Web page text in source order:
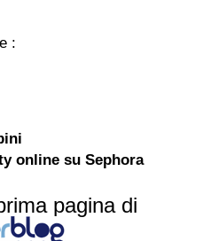
:
online su Sephora
pagina di